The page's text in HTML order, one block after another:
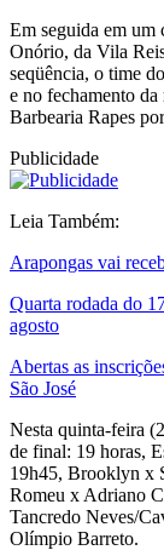
Em seguida em
Onório, da Vila
seqüência, o time
e no fechamento da
Barbearia Rapes
Publicidade
Leia Também:
Arapongas vai
Quarta rodada do
agosto
Abertas as
São José
Nesta quinta-feira
de final: 19 horas,
19h45, Brooklyn x
Romeu x Adriano
Tancredo Neves/
Olímpio Barreto.